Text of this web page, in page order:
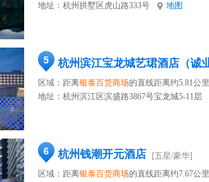
地址： 杭州拱墅区虎山路333号 地图
5 杭州滨江宝龙城艺珺酒店（诚
区域：距离银泰百货商场的直线距离约5.81公里
地址： 杭州滨江区滨盛路3867号宝龙城5-11层
6 杭州钱潮开元酒店
[五星/豪华]
区域：距离银泰百货商场的直线距离约7.67公里